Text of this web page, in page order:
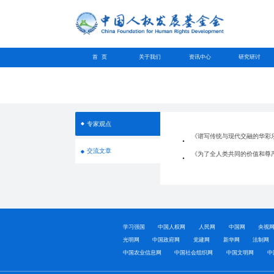
首 页 关于我们 资讯中心 研究研讨
专家观点
交流文章
《谱写传统与现代交融的华
《为了全人类共同的价值和
学习强国 中国人权网 人民网 中国网 央视
光明网 中国政府网 党建网 新华网 法制网
中国农业信息网 中国社会组织网 中国文明网 中